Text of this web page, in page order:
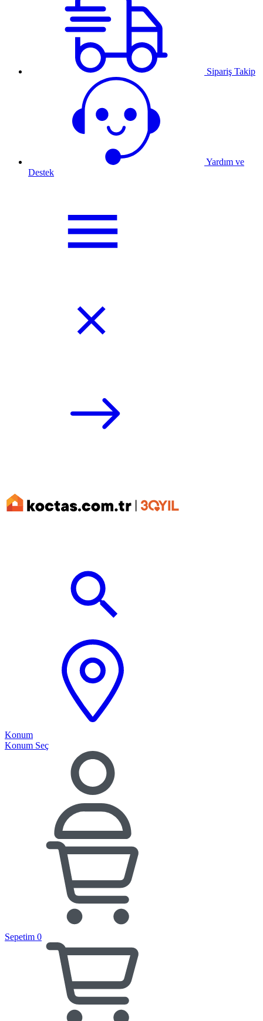
Sipariş Takip
Yardım ve
Destek
Konum
Konum Seç
Sepetim 0